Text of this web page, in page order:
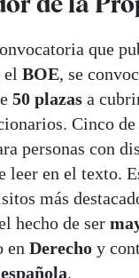
que
el BOE, se
50 plazas a
Cinco de
personas con
leer en el texto.
más
hecho de ser
en Derecho y
.